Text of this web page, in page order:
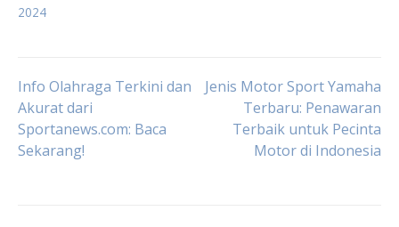
2024
Post
navigation
Info Olahraga Terkini dan
Akurat dari
Sportanews.com: Baca
Sekarang!
Jenis Motor Sport Yamaha
Terbaru: Penawaran
Terbaik untuk Pecinta
Motor di Indonesia